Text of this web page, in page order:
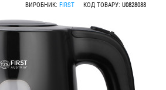
ВИРОБНИК: FIRST КОД ТОВАРУ: U0828088